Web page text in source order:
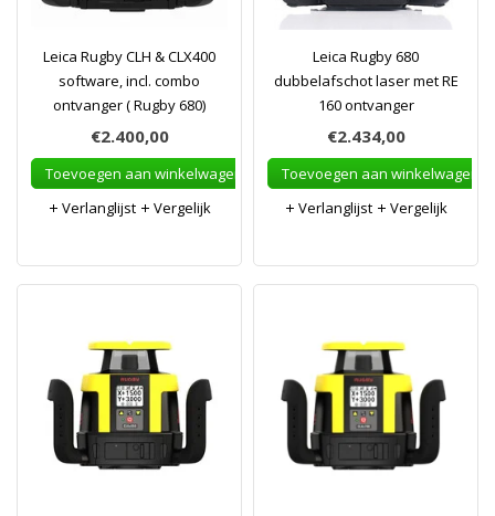
Leica Rugby CLH & CLX400
software, incl. combo
ontvanger ( Rugby 680)
€2.400,00
Toevoegen aan winkelwagen
Verlanglijst
Vergelijk
Leica Rugby 680
dubbelafschot laser met RE
160 ontvanger
€2.434,00
Toevoegen aan winkelwagen
Verlanglijst
Vergelijk